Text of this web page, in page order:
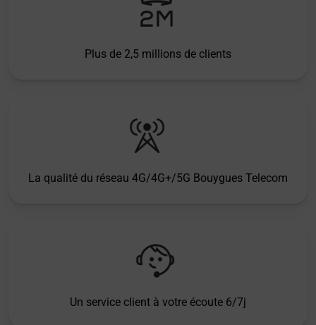
Plus de 2,5 millions de clients
La qualité du réseau 4G/4G+/5G Bouygues Telecom
Un service client à votre écoute 6/7j